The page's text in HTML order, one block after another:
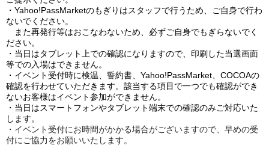
・Yahoo!PassMarketのもぎりはスタッフで行うため、ご自身で行わ
ないでください。
また再発行等はおこなわないため、必ずご自身でもぎらないでく
ださい。
・当日はタブレット上での確認になりますので、印刷した当選画面
等での入場はできません。
・イベント受付時に検温、誓約書、Yahoo!PassMarket、COCOAの
確認を行わせていただきます。該当する項目で一つでも確認ができ
ないお客様はイベント参加ができません。
・当日はスマートフォンやタブレット端末での確認のみご対応いた
します。
・イベント受付にお時間がかかる場合がございますので、早めの受
付にご協力をお願いいたします。